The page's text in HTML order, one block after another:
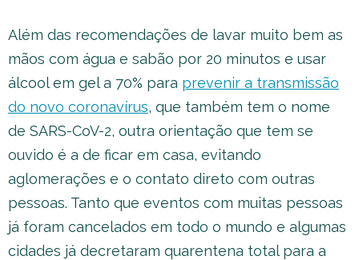
Além das recomendações de lavar muito bem as
mãos com água e sabão por 20 minutos e usar
álcool em gel a 70% para prevenir a transmissão
do novo coronavírus, que também tem o nome
de SARS-CoV-2, outra orientação que tem se
ouvido é a de ficar em casa, evitando
aglomerações e o contato direto com outras
pessoas. Tanto que eventos com muitas pessoas
já foram cancelados em todo o mundo e algumas
cidades já decretaram quarentena total para a